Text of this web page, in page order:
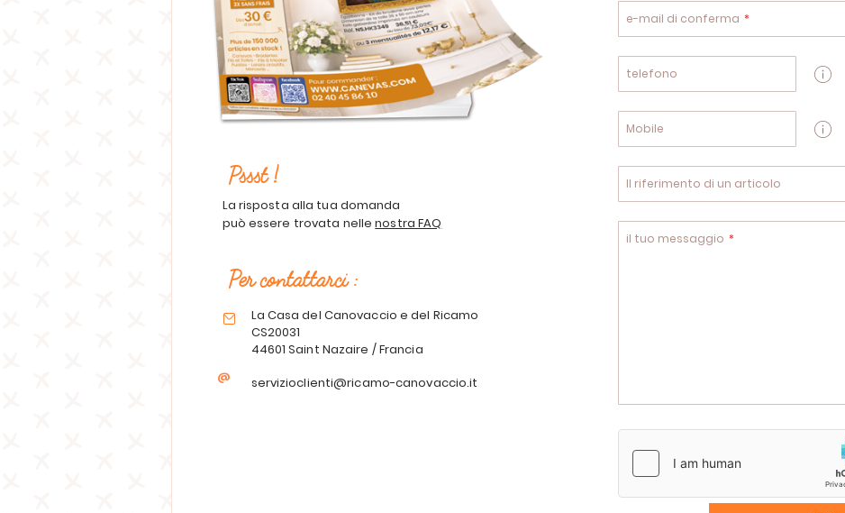
Pssst !
La risposta alla tua domanda
può essere trovata nellenostra FAQ
Per contattarci :
La Casa del Canovaccio e del Ricamo
CS20031
44601 Saint Nazaire / Francia
@ servizioclienti@ricamo-canovaccio.it
e-mail di conferma
telefono
Mobile
Il riferimento di un articolo
il tuo messaggio